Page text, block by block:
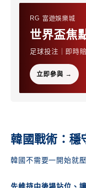
RG 富遊娛樂城
世界盃焦
足球投注｜即時
立即參與 →
韓國戰術：穩
韓國不需要一開始就
先維持中後場站位、